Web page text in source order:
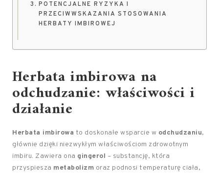
POTENCJALNE RYZYKA I
PRZECIWWSKAZANIA STOSOWANIA
HERBATY IMBIROWEJ
Herbata imbirowa na
odchudzanie: właściwości i
działanie
Herbata imbirowa to doskonałe wsparcie w odchudzaniu,
głównie dzięki niezwykłym właściwościom zdrowotnym
imbiru. Zawiera ona gingerol – substancję, która
przyspiesza metabolizm oraz podnosi temperaturę ciała,